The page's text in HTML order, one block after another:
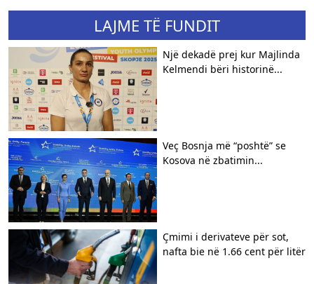
LAJME TË FUNDIT
​Një dekadë prej kur Majlinda
Kelmendi bëri historinë...
​Veç Bosnja më “poshtë” se
Kosova në zbatimin...
Çmimi i derivateve për sot,
nafta bie në 1.66 cent për litër